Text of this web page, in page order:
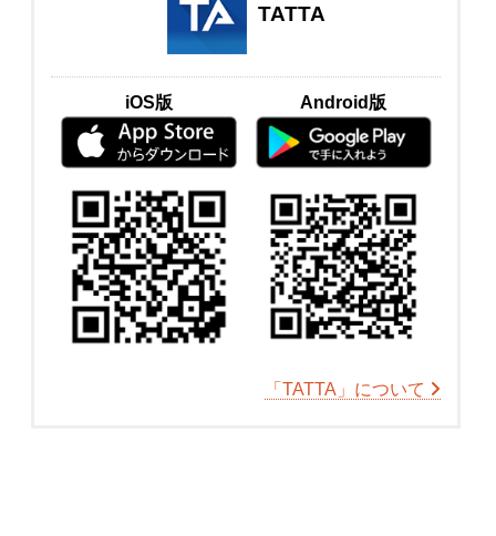
TATTA
iOS版 Android版
「TATTA」について